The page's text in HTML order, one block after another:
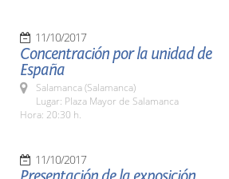
11/10/2017
Concentración por la unidad de
España
Salamanca (Salamanca)
Lugar: Plaza Mayor de Salamanca
Hora: 20:30 h.
11/10/2017